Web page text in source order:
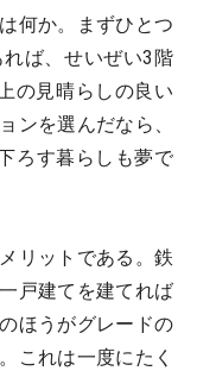
何か。まずひとつ
ば、せいぜい3階
の見晴らしの良い
ンを選んだなら、
ろす暮らしも夢で
リットである。鉄
戸建てを建てれば
ほうがグレードの
これは一度にたく